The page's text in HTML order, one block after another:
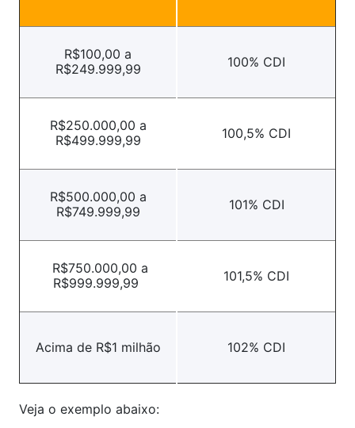
R$100,00 a
R$249.999,99
100% CDI
R$250.000,00 a
R$499.999,99
100,5% CDI
R$500.000,00 a
R$749.999,99
101% CDI
R$750.000,00 a
R$999.999,99
101,5% CDI
Acima de R$1 milhão 102% CDI
Veja o exemplo abaixo: